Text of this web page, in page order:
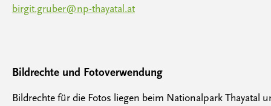
birgit.gruber@np-thayatal.at
Bildrechte und Fotoverwendung
Bildrechte für die Fotos liegen beim Nationalpark Thayatal